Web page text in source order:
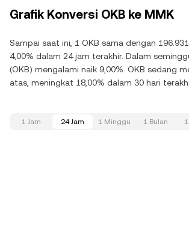
Grafik Konversi OKB ke MMK
Sampai saat ini, 1 OKB sama dengan
4,00% dalam 24 jam terakhir. Dalam
(OKB) mengalami naik 9,00%. OKB sedang
atas, meningkat 18,00% dalam 30 hari
1 Jam 24 Jam 1 Minggu 1 Bulan